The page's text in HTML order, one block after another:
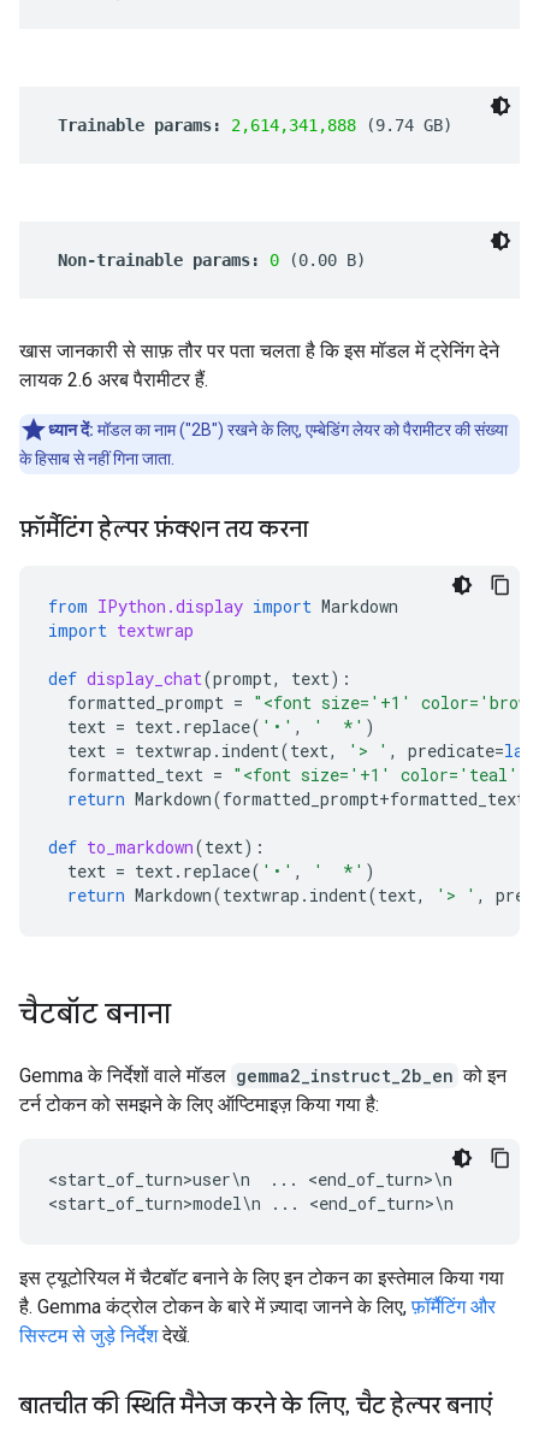
खास जानकारी से साफ़ तौर पर पता चलता है कि इस मॉडल में ट्रेनिंग देने
लायक 2.6 अरब पैरामीटर हैं.
ध्यान दें: मॉडल का नाम ("2B") रखने के लिए, एम्बेडिंग लेयर को पैरामीटर की संख्या
के हिसाब से नहीं गिना जाता.
फ़ॉर्मैटिंग हेल्पर फ़ंक्शन तय करना
from IPython.display import Markdown
import textwrap
def display_chat(prompt, text):
formatted_prompt = "<font size='+1'
text = text. replace( '•' , '  *' )
text = textwrap . indent(text, '> ' , predicate=
formatted_text = "<font size='+1'
return Markdown(formatted_prompt+formatted_text
def to_markdown(text):
text = text. replace( '•' , '  *' )
return Markdown(textwrap . indent(text, '> ' ,
चैटबॉट बनाना
Gemma के निर्देशों वाले मॉडल gemma2_instruct_2b_en को इन
टर्न टोकन को समझने के लिए ऑप्टिमाइज़ किया गया है:
<start_of_turn>user\n  ... <end_of_turn>\n
इस ट्यूटोरियल में चैटबॉट बनाने के लिए इन टोकन का इस्तेमाल किया गया
है. Gemma कंट्रोल टोकन के बारे में ज़्यादा जानने के लिए,फ़ॉर्मैटिंग और
सिस्टम से जुड़े निर्देशदेखें.
बातचीत की स्थिति मैनेज करने के लिए, चैट हेल्पर बनाएं